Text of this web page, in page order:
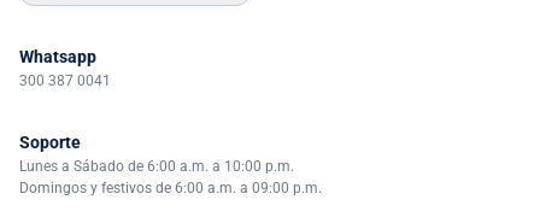
Whatsapp
300 387 0041
Soporte
Lunes a Sábado de 6:00 a.m. a 10:00 p.m.
Domingos y festivos de 6:00 a.m. a 09:00 p.m.